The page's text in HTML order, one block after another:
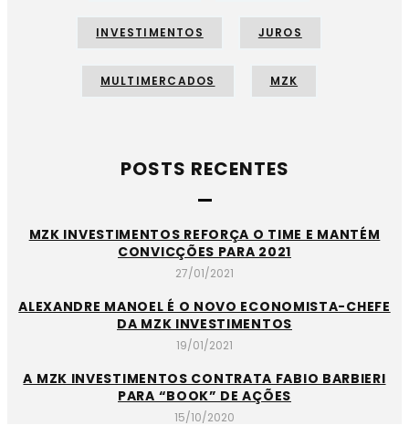
INVESTIMENTOS JUROS
MULTIMERCADOS MZK
POSTS RECENTES
MZK INVESTIMENTOS REFORÇA O TIME E MANTÉM
CONVICÇÕES PARA 2021
27/01/2021
ALEXANDRE MANOEL É O NOVO ECONOMISTA-CHEFE
DA MZK INVESTIMENTOS
19/01/2021
A MZK INVESTIMENTOS CONTRATA FABIO BARBIERI
PARA “BOOK” DE AÇÕES
15/10/2020